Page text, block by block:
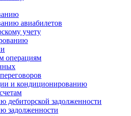
авиабилетов
учету
операциям
и кондиционированию
дебиторской задолженности
задолженности